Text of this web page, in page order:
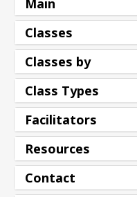
Main
Classes
Classes by
Class Types
Facilitators
Resources
Contact